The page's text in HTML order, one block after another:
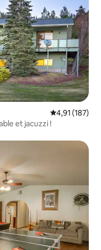
Évaluation
4,91 (187)
et jacuzzi !